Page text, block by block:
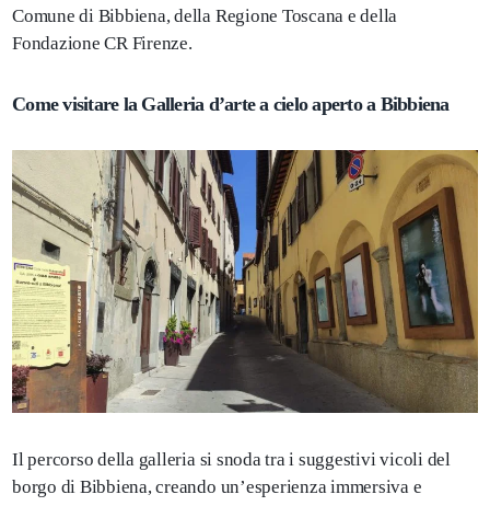
Comune di Bibbiena, della Regione Toscana e della
Fondazione CR Firenze.
Come visitare la Galleria d’arte a cielo aperto a Bibbiena
Il percorso della galleria si snoda tra i suggestivi vicoli del
borgo di Bibbiena, creando un’esperienza immersiva e